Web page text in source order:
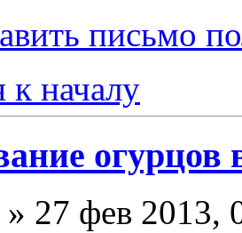
письмо
к началу
огурцов
» 27 фев 2013,